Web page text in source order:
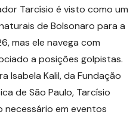
Tarcísio é visto como um
de Bolsonaro para a
mas ele navega com
a posições golpistas.
Isabela Kalil, da Fundação
de São Paulo, Tarcísio
necessário em eventos